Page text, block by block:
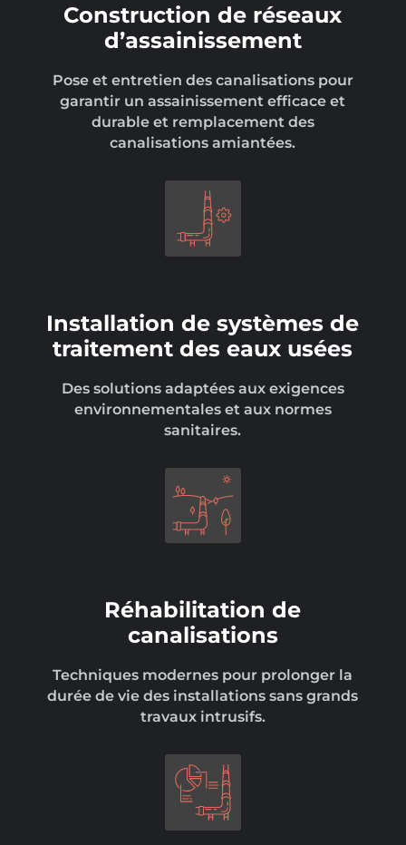
Construction de réseaux
d’assainissement
Pose et entretien des canalisations pour
garantir un assainissement efficace et
durable et remplacement des
canalisations amiantées.
Installation de systèmes de
traitement des eaux usées
Des solutions adaptées aux exigences
environnementales et aux normes
sanitaires.
Réhabilitation de
canalisations
Techniques modernes pour prolonger la
durée de vie des installations sans grands
travaux intrusifs.